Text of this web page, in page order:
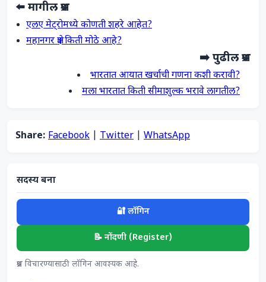
⬅️ मागील प्रश्न
एलए मेट्रोमध्ये कोणती शहरे आहेत?
महानगर क्षेत्र किती मोठे आहे?
➡️ पुढील प्रश्न
भारतात आयात खर्चाची गणना कशी करावी?
मला भारतात किती सीमाशुल्क भरावे लागतील?
Share: Facebook Twitter WhatsApp
सदस्य बना
🔐 लॉगिन
📝 नोंदणी (Register)
प्रश्न विचारण्यासाठी लॉगिन आवश्यक आहे.